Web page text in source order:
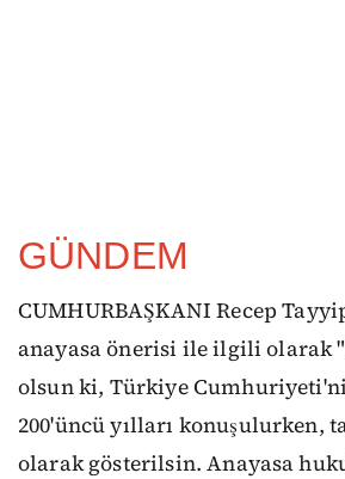
GÜNDEM
CUMHURBAŞKANI Recep
anayasa önerisi ile ilgili olarak
olsun ki, Türkiye
200'üncü yılları konuşulurken,
olarak gösterilsin. Anayasa